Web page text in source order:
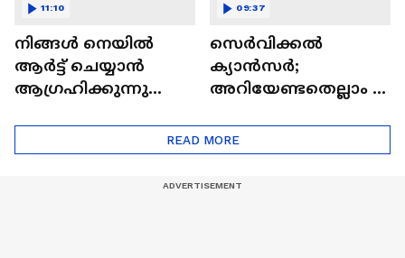
നിങ്ങൾ നെയിൽ
ആർട്ട് ചെയ്യാൻ
ആഗ്രഹിക്കുന്നുണ്ടോ
ട്രെൻഡിനെക്കുറിച്ച് |
Nail Art | Trends Cafe
11:10
സെർവിക്കൽ
ക്യാൻസർ;
അറിയേണ്ടതെല്ലാം |
Cancer
09:37
READ MORE